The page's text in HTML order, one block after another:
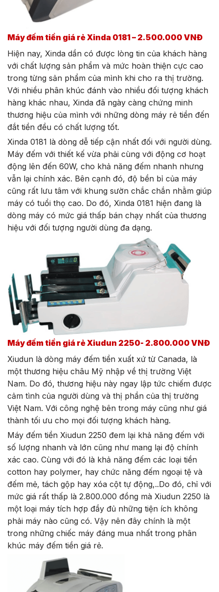
Máy đếm tiền giá rẻ Xinda 0181 – 2.500.000 VNĐ
Hiện nay, Xinda dần có được lòng tin của khách hàng
với chất lượng sản phẩm và mức hoàn thiện cực cao
trong từng sản phẩm của mình khi cho ra thị trường.
Với nhiều phân khúc đánh vào nhiều đối tượng khách
hàng khác nhau, Xinda đã ngày càng chứng minh
thương hiệu của mình với những dòng máy rẻ tiền đến
đắt tiền đều có chất lượng tốt.
Xinda 0181 là dòng dễ tiếp cận nhất đối với người dùng.
Máy đếm với thiết kế vừa phải cùng với động cơ hoạt
động lên đến 60W, cho khả năng đếm nhanh nhưng
vẫn lại chính xác. Bên cạnh đó, độ bền bỉ của máy
cũng rất lưu tâm với khung sườn chắc chắn nhằm giúp
máy có tuổi thọ cao. Do đó, Xinda 0181 hiện đang là
dòng máy có mức giá thấp bán chạy nhất của thương
hiệu với đối tượng người dùng đa dạng.
Máy đếm tiền giá rẻ Xiudun 2250- 2.800.000 VNĐ
Xiudun là dòng máy đếm tiền xuất xứ từ Canada, là
một thương hiệu châu Mỹ nhập về thị trường Việt
Nam. Do đó, thương hiệu này ngay lập tức chiếm được
cảm tình của người dùng và thị phần của thị trường
Việt Nam. Với công nghệ bên trong máy cũng như giá
thành tối ưu cho mọi đối tượng khách hàng.
Máy đếm tiền Xiudun 2250 đem lại khả năng đếm với
số lượng nhanh và lớn cũng như mang lại độ chính
xác cao. Cùng với đó là khả năng đếm các loại tiền
cotton hay polymer, hay chức năng đếm ngoại tệ và
đếm mẻ, tách gộp hay xóa cột tự động,..Do đó, chỉ với
mức giá rất thấp là 2.800.000 đồng mà Xiudun 2250 là
một loại máy tích hợp đầy đủ những tiện ích không
phải máy nào cũng có. Vậy nên đây chính là một
trong những chiếc máy đáng mua nhất trong phân
khúc máy đếm tiền giá rẻ.